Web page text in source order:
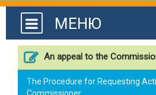
МЕНЮ
An appeal to the
The Procedure for Requesting